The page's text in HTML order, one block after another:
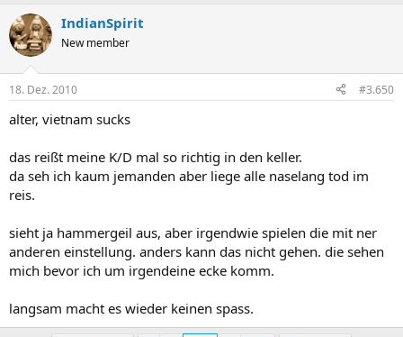
IndianSpirit
New member
18. Dez. 2010 #3.650
alter, vietnam sucks
das reißt meine K/D mal so richtig in den keller.
da seh ich kaum jemanden aber liege alle naselang tod im
reis.
sieht ja hammergeil aus, aber irgendwie spielen die mit ner
anderen einstellung. anders kann das nicht gehen. die sehen
mich bevor ich um irgendeine ecke komm.
langsam macht es wieder keinen spass.